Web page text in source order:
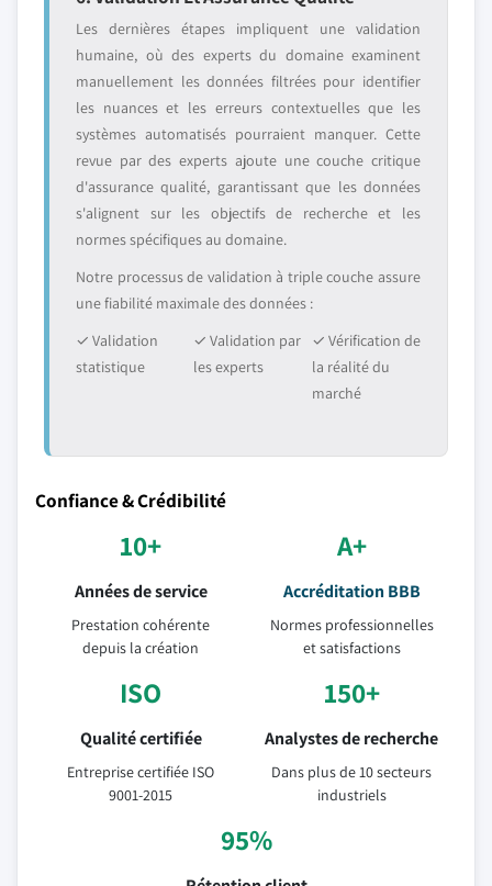
Les dernières étapes impliquent une validation
humaine, où des experts du domaine examinent
manuellement les données filtrées pour identifier
les nuances et les erreurs contextuelles que les
systèmes automatisés pourraient manquer. Cette
revue par des experts ajoute une couche critique
d'assurance qualité, garantissant que les données
s'alignent sur les objectifs de recherche et les
normes spécifiques au domaine.
Notre processus de validation à triple couche assure
une fiabilité maximale des données :
✓ Validation
statistique
✓ Validation par
les experts
✓ Vérification de
la réalité du
marché
Confiance & Crédibilité
10+
Années de service
Prestation cohérente
depuis la création
A+
Accréditation BBB
Normes professionnelles
et satisfactions
ISO
Qualité certifiée
Entreprise certifiée ISO
9001-2015
150+
Analystes de recherche
Dans plus de 10 secteurs
industriels
95%